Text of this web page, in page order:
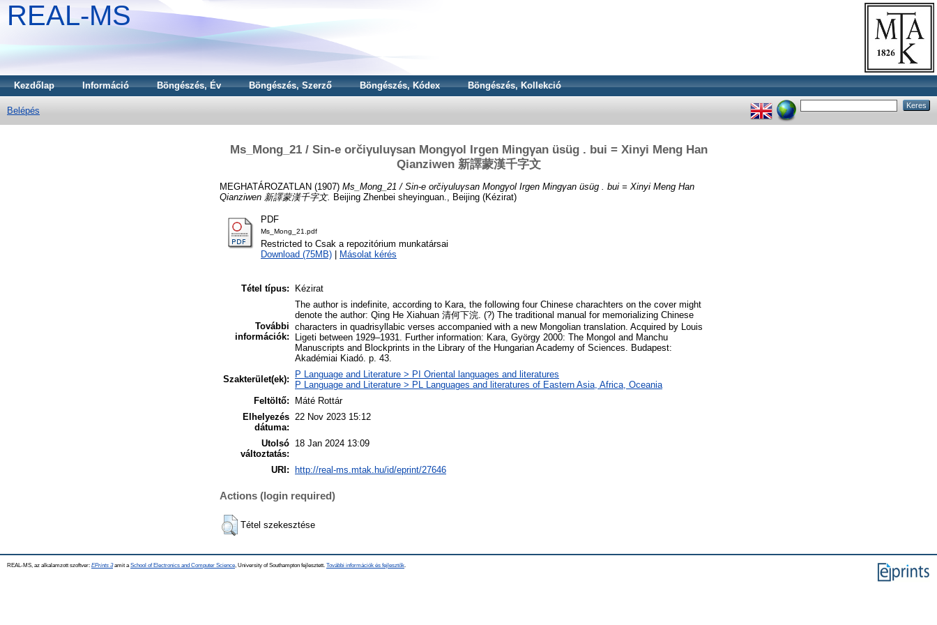
REAL-MS
Kezdőlap Információ Böngészés, Év Böngészés, Szerző Böngészés, Kódex Böngészés, Kollekció
Belépés
Ms_Mong_21 / Sin-e orčiγuluγsan Mongγol Irgen Mingγan üsüg . bui = Xinyi Meng Han
Qianziwen 新譯蒙漢千字文
MEGHATÁROZATLAN (1907) Ms_Mong_21 / Sin-e orčiγuluγsan Mongγol Irgen Mingγan üsüg . bui = Xinyi Meng Han
Qianziwen 新譯蒙漢千字文. Beijing Zhenbei sheyinguan., Beijing (Kézirat)
PDF
Ms_Mong_21.pdf
Restricted to Csak a repozitórium munkatársai
Download (75MB)
Másolat kérés
Tétel típus: Kézirat
További
információk:
The author is indefinite, according to Kara, the following four Chinese charachters on the cover might
denote the author: Qing He Xiahuan 清何下浣. (?) The traditional manual for memorializing Chinese
characters in quadrisyllabic verses accompanied with a new Mongolian translation. Acquired by Louis
Ligeti between 1929–1931. Further information: Kara, György 2000: The Mongol and Manchu
Manuscripts and Blockprints in the Library of the Hungarian Academy of Sciences. Budapest:
Akadémiai Kiadó. p. 43.
Szakterület(ek):
P Language and Literature > PI Oriental languages and literatures
P Language and Literature > PL Languages and literatures of Eastern Asia, Africa, Oceania
Feltöltő:
Máté Rottár
Elhelyezés
dátuma:
22 Nov 2023 15:12
Utolsó
változtatás:
18 Jan 2024 13:09
URI: http://real-ms.mtak.hu/id/eprint/27646
Actions (login required)
Tétel szekesztése
REAL-MS, az alkalamzott szoftver: EPrints 3amit a School of Electronics and Computer Science , University of Southampton fejlesztett. További információk és fejlesztők